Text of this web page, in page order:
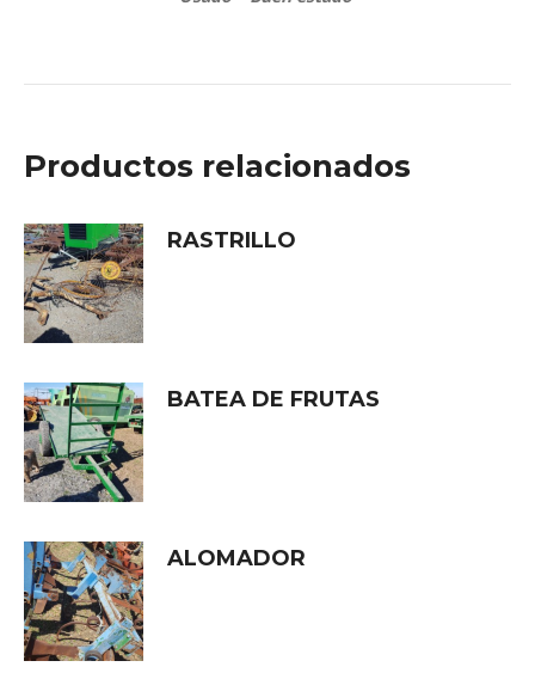
Productos relacionados
RASTRILLO
BATEA DE FRUTAS
ALOMADOR